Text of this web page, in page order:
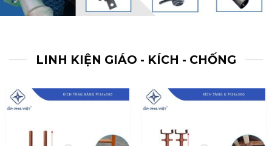
LINH KIỆN GIÁO - KÍCH - CHỐNG